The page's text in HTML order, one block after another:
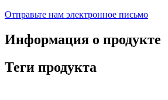
Отправьте нам электронное письмо
Информация о продукте
Теги продукта